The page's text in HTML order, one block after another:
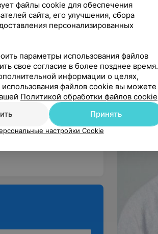
рекомендую мастера
файлы cookie для обеспечения
сайта, его улучшения, сбора
персонализированных
параметры использования файлов
свое согласие в более позднее время.
информации о целях,
использования файлов cookie вы можете
Политикой обработки файлов cookie
Принять
настройки Cookie